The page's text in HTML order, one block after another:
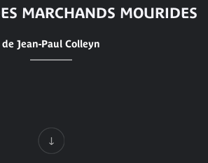
MARCHANDS MOURIDES
de Jean-Paul Colleyn